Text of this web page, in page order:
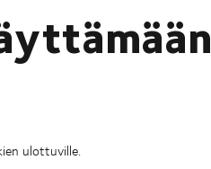
ulottuville.